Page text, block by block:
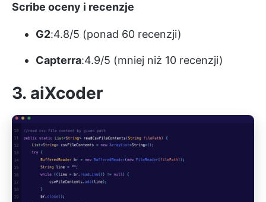
Scribe oceny i recenzje
G2:4.8/5 (ponad 60 recenzji)
Capterra:4.9/5 (mniej niż 10 recenzji)
3. aiXcoder